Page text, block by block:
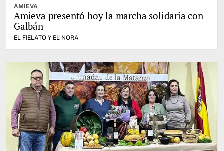
AMIEVA
Amieva presentó hoy la marcha solidaria con
Galbán
EL FIELATO Y EL NORA